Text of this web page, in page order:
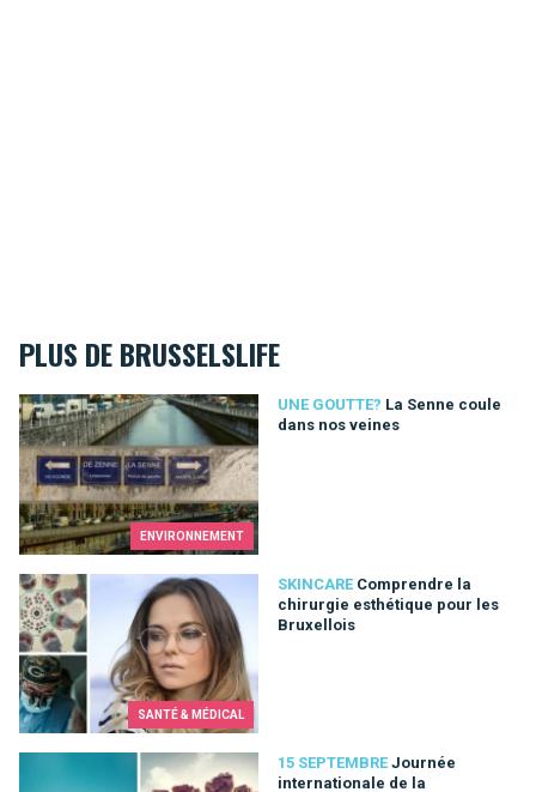
PLUS DE BRUSSELSLIFE
ENVIRONNEMENT
UNE GOUTTE? La Senne coule
dans nos veines
La Senne coule dans nos veines
SANTÉ & MÉDICAL
SKINCARE Comprendre la
chirurgie esthétique pour les
Bruxellois
Comprendre la chirurgie esthétique pour les Bruxellois
15 SEPTEMBRE Journée
internationale de la
Journée internationale de la démocratie